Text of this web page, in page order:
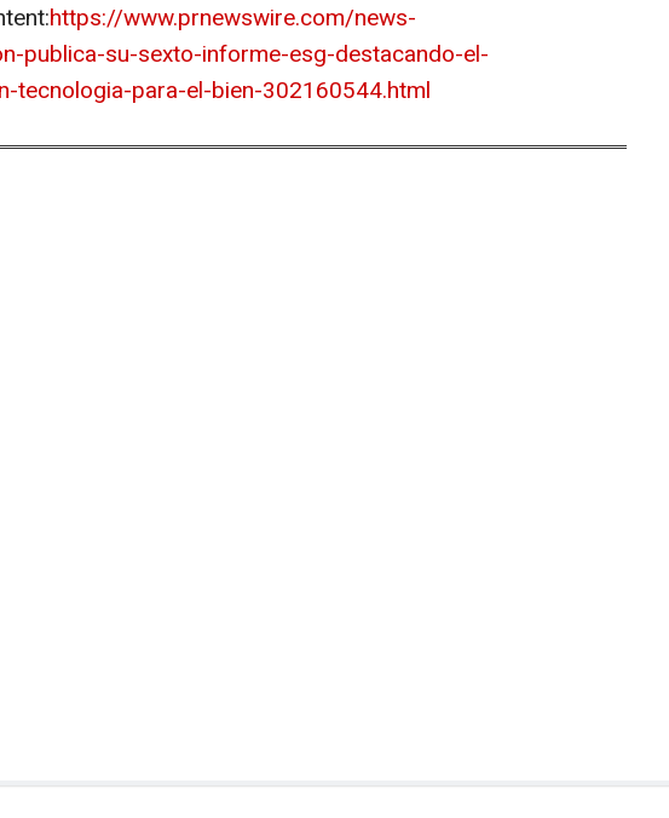
https://www.prnewswire.com/news-
publica-su-sexto-informe-esg-destacando-el-
tecnologia-para-el-bien-302160544.html